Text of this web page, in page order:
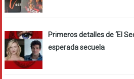
Primeros detalles de ‘El
esperada secuela